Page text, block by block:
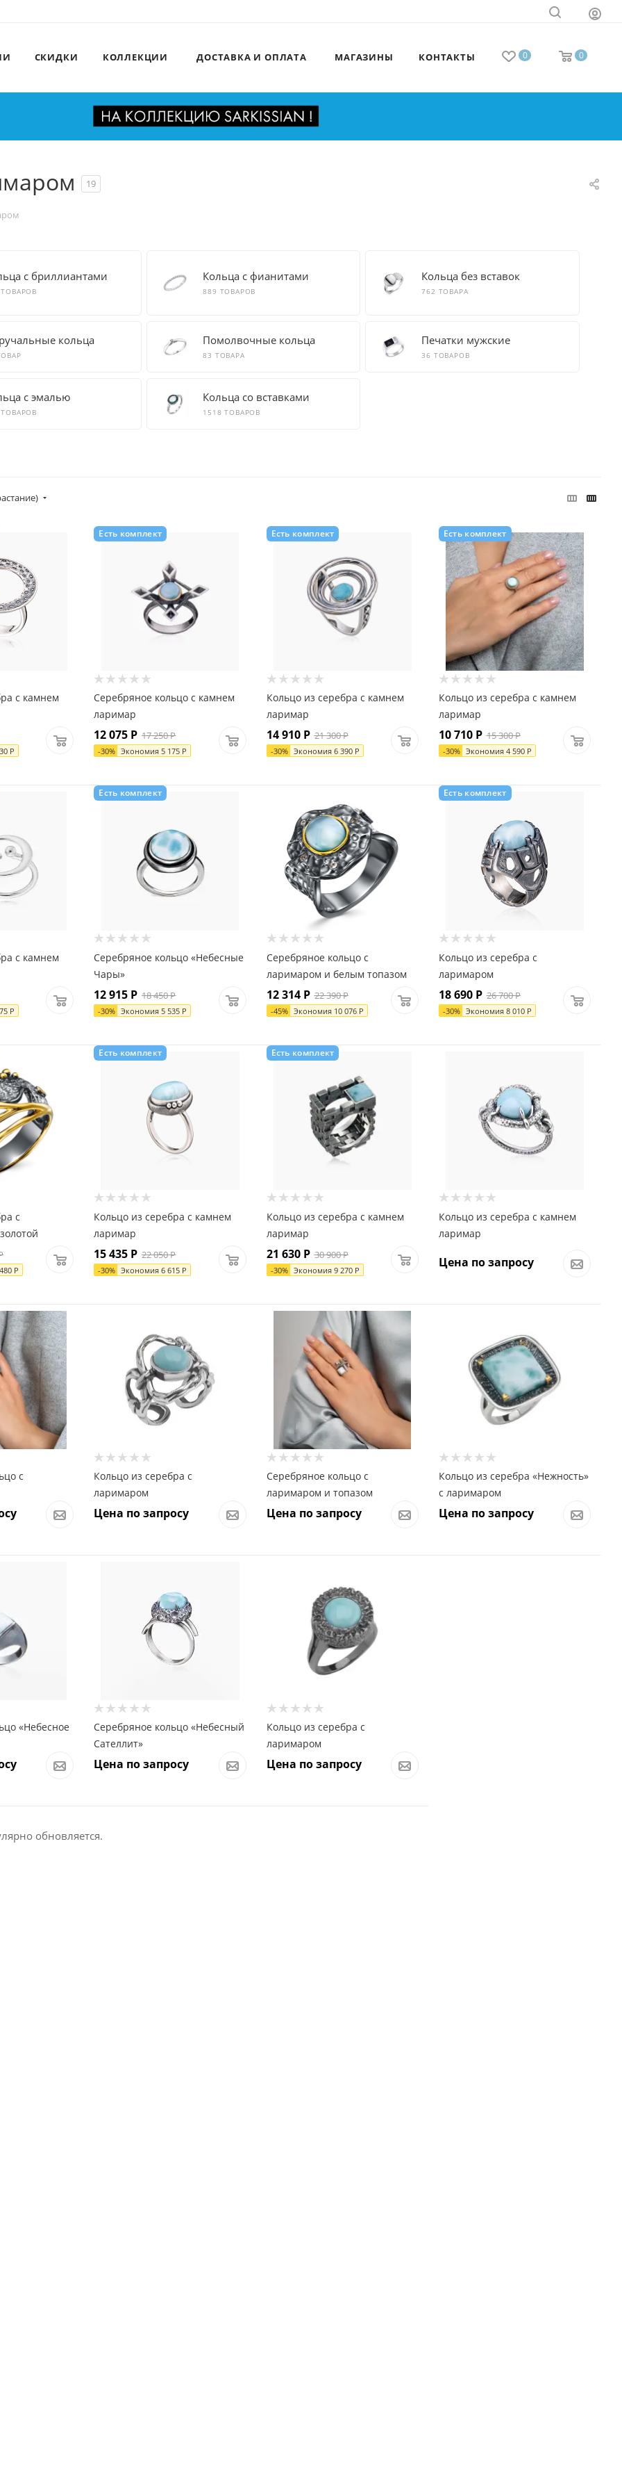
0 0
СКИДКИ КОЛЛЕКЦИИ ДОСТАВКА И ОПЛАТА МАГАЗИНЫ КОНТАКТЫ
19
с бриллиантами Кольца с фианитами
889 ТОВАРОВ
Кольца без вставок
762 ТОВАРА
кольца Помолвочные кольца
83 ТОВАРА
Печатки мужские
36 ТОВАРОВ
с эмалью Кольца со вставками
1518 ТОВАРОВ
с камнем
Р
Есть комплект
Серебряное кольцо с камнем
ларимар
12 075 Р 17 250Р
-30% Экономия5 175 Р
Есть комплект
Кольцо из серебра с камнем
ларимар
14 910Р 21 300Р
-30% Экономия 6 390Р
Есть комплект
Кольцо из серебра с камнем
ларимар
10 710Р 15 300Р
-30% Экономия 4 590Р
с камнем
Р
Есть комплект
Серебряное кольцо «Небесные
Чары»
12 915 Р 18 450Р
-30% Экономия 5 535 Р
Серебряное кольцо с
ларимаром и белым топазом
12 314Р 22 390Р
-45% Экономия 10 076Р
Есть комплект
Кольцо из серебра с
ларимаром
18 690Р 26 700Р
-30% Экономия 8 010Р
с
Р
Есть комплект
Кольцо из серебра с камнем
ларимар
15 435 Р 22 050Р
-30% Экономия6 615 Р
Есть комплект
Кольцо из серебра с камнем
ларимар
21 630Р 30 900Р
-30% Экономия 9 270Р
Кольцо из серебра с камнем
ларимар
Цена по запросу
с
Кольцо из серебра с
ларимаром
Цена по запросу
Серебряное кольцо с
ларимаром и топазом
Цена по запросу
Кольцо из серебра «Нежность»
с ларимаром
Цена по запросу
«Небесное
Серебряное кольцо «Небесный
Сателлит»
Цена по запросу
Кольцо из серебра с
ларимаром
Цена по запросу
обновляется.